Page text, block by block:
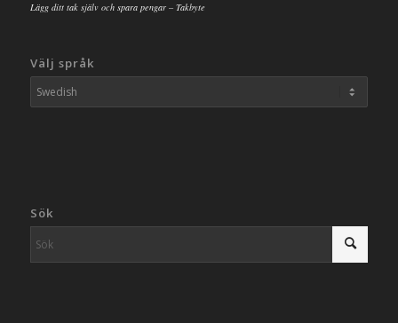
Lägg ditt tak själv och spara pengar – Takbyte
Välj språk
Sök